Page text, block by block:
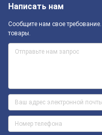
Написать нам
Сообщите нам свое
товары.